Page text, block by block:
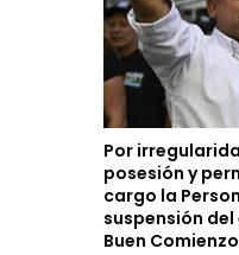
Por
posesión y
cargo la
suspensión
Buen